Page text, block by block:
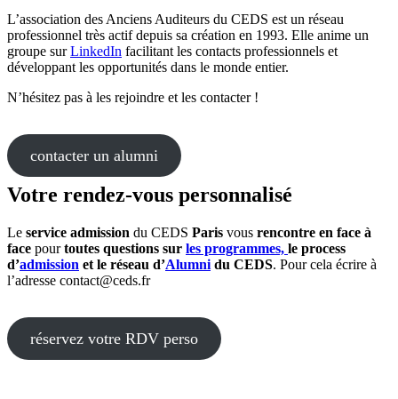
L’association des Anciens Auditeurs du CEDS est un réseau
professionnel très actif depuis sa création en 1993. Elle anime un
groupe surLinkedIn facilitant les contacts professionnels et
développant les opportunités dans le monde entier.
N’hésitez pas à les rejoindre et les contacter !
contacter un alumni
Votre rendez-vous personnalisé
Le service admission du CEDS Paris vous rencontre en face à
face pourtoutes questions sur les programmes, le process
d’admission et le réseau d’Alumni du CEDS. Pour cela écrire à
l’adresse contact@ceds.fr
réservez votre RDV perso